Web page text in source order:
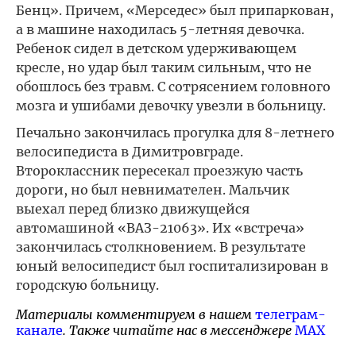
Бенц». Причем, «Мерседес» был припаркован,
а в машине находилась 5-летняя девочка.
Ребенок сидел в детском удерживающем
кресле, но удар был таким сильным, что не
обошлось без травм. С сотрясением головного
мозга и ушибами девочку увезли в больницу.
Печально закончилась прогулка для 8-летнего
велосипедиста в Димитровграде.
Второклассник пересекал проезжую часть
дороги, но был невнимателен. Мальчик
выехал перед близко движущейся
автомашиной «ВАЗ-21063». Их «встреча»
закончилась столкновением. В результате
юный велосипедист был госпитализирован в
городскую больницу.
Материалы комментируем в нашем телеграм-
канале. Также читайте нас в мессенджере MAX